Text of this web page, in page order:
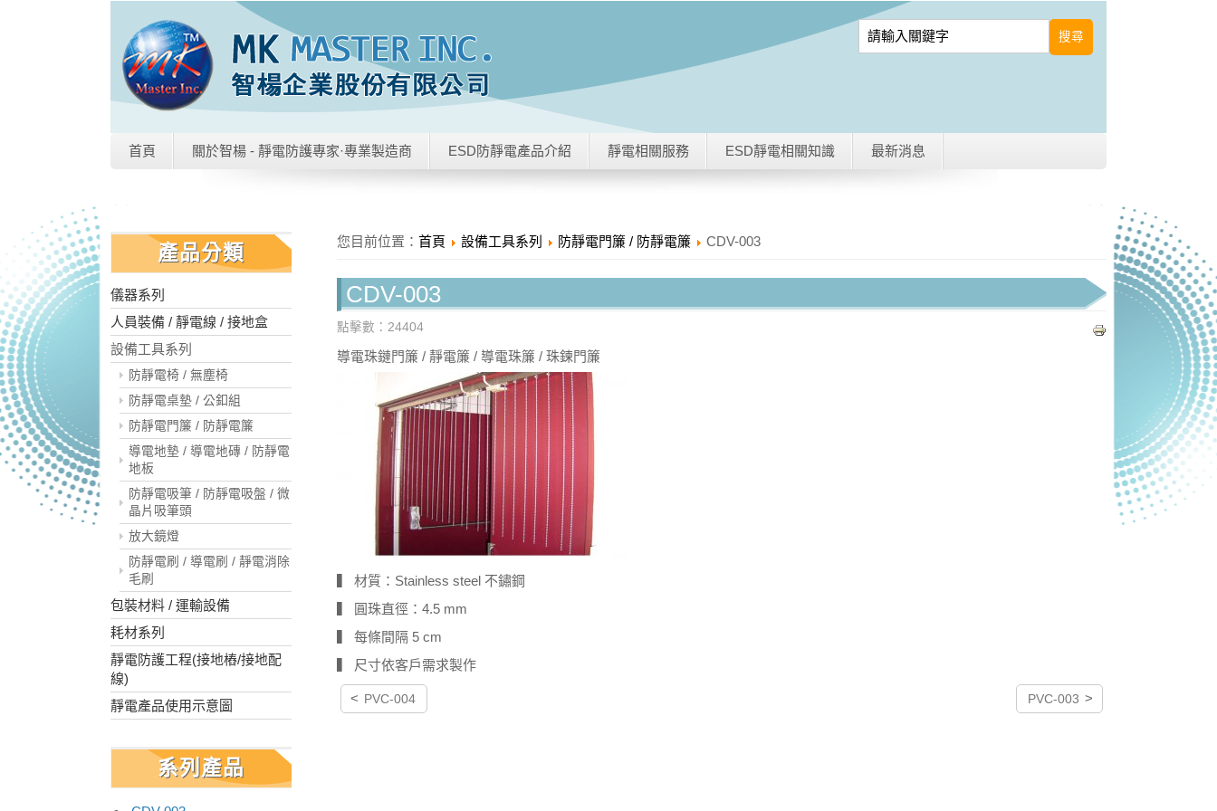
首頁 關於智楊 - 靜電防護專家·專業製造商 ESD防靜電產品介紹 靜電相關服務 ESD靜電相關知識 最新消息
產品分類
儀器系列
人員裝備 / 靜電線 / 接地盒
設備工具系列
防靜電椅 / 無塵椅
防靜電桌墊 / 公釦組
防靜電門簾 / 防靜電簾
導電地墊 / 導電地磚 / 防靜電
地板
防靜電吸筆 / 防靜電吸盤 / 微
晶片吸筆頭
放大鏡燈
防靜電刷 / 導電刷 / 靜電消除
毛刷
包裝材料 / 運輸設備
耗材系列
靜電防護工程(接地樁/接地配
線)
靜電產品使用示意圖
系列產品
您目前位置： 首頁 設備工具系列 防靜電門簾 / 防靜電簾 CDV-003
CDV-003
點擊數：24404
導電珠鏈門簾 / 靜電簾 / 導電珠簾 / 珠鍊門簾
▍ 材質：Stainless steel 不鏽鋼
▍ 圓珠直徑：4.5 mm
▍ 每條間隔 5 cm
▍ 尺寸依客戶需求製作
< PVC-004 PVC-003 >